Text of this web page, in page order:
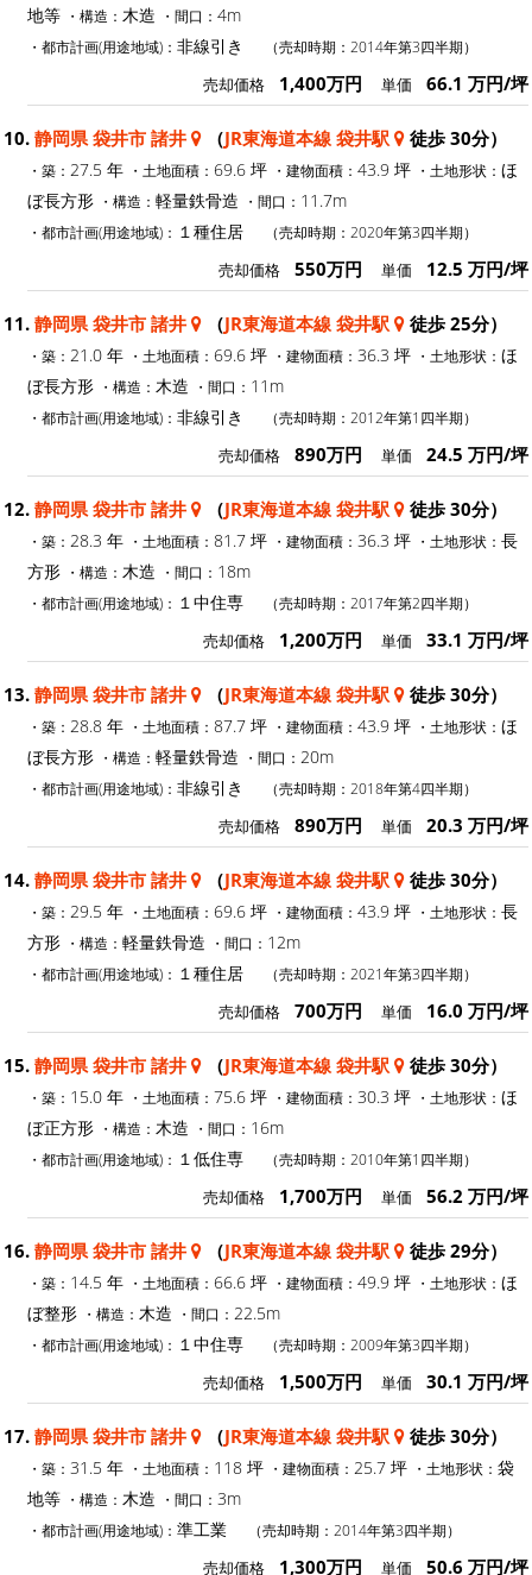
地等 ・構造： 木造 ・間口： 4m
・都市計画(用途地域)： 非線引き （売却時期：2014年第3四半期）
売却価格 1,400万円 単価 66.1 万円/坪
10. 静岡県 袋井市 諸井 （JR東海道本線 袋井駅 徒歩 30分）
・築： 27.5 年 ・土地面積： 69.6 坪 ・建物面積： 43.9 坪 ・土地形状： ほ
ぼ長方形 ・構造： 軽量鉄骨造 ・間口： 11.7m
・都市計画(用途地域)： １種住居 （売却時期：2020年第3四半期）
売却価格 550万円 単価 12.5 万円/坪
11. 静岡県 袋井市 諸井 （JR東海道本線 袋井駅 徒歩 25分）
・築： 21.0 年 ・土地面積： 69.6 坪 ・建物面積： 36.3 坪 ・土地形状： ほ
ぼ長方形 ・構造： 木造 ・間口： 11m
・都市計画(用途地域)： 非線引き （売却時期：2012年第1四半期）
売却価格 890万円 単価 24.5 万円/坪
12. 静岡県 袋井市 諸井 （JR東海道本線 袋井駅 徒歩 30分）
・築： 28.3 年 ・土地面積： 81.7 坪 ・建物面積： 36.3 坪 ・土地形状： 長
方形 ・構造： 木造 ・間口： 18m
・都市計画(用途地域)： １中住専 （売却時期：2017年第2四半期）
売却価格 1,200万円 単価 33.1 万円/坪
13. 静岡県 袋井市 諸井 （JR東海道本線 袋井駅 徒歩 30分）
・築： 28.8 年 ・土地面積： 87.7 坪 ・建物面積： 43.9 坪 ・土地形状： ほ
ぼ長方形 ・構造： 軽量鉄骨造 ・間口： 20m
・都市計画(用途地域)： 非線引き （売却時期：2018年第4四半期）
売却価格 890万円 単価 20.3 万円/坪
14. 静岡県 袋井市 諸井 （JR東海道本線 袋井駅 徒歩 30分）
・築： 29.5 年 ・土地面積： 69.6 坪 ・建物面積： 43.9 坪 ・土地形状： 長
方形 ・構造： 軽量鉄骨造 ・間口： 12m
・都市計画(用途地域)： １種住居 （売却時期：2021年第3四半期）
売却価格 700万円 単価 16.0 万円/坪
15. 静岡県 袋井市 諸井 （JR東海道本線 袋井駅 徒歩 30分）
・築： 15.0 年 ・土地面積： 75.6 坪 ・建物面積： 30.3 坪 ・土地形状： ほ
ぼ正方形 ・構造： 木造 ・間口： 16m
・都市計画(用途地域)： １低住専 （売却時期：2010年第1四半期）
売却価格 1,700万円 単価 56.2 万円/坪
16. 静岡県 袋井市 諸井 （JR東海道本線 袋井駅 徒歩 29分）
・築： 14.5 年 ・土地面積： 66.6 坪 ・建物面積： 49.9 坪 ・土地形状： ほ
ぼ整形 ・構造： 木造 ・間口： 22.5m
・都市計画(用途地域)： １中住専 （売却時期：2009年第3四半期）
売却価格 1,500万円 単価 30.1 万円/坪
17. 静岡県 袋井市 諸井 （JR東海道本線 袋井駅 徒歩 30分）
・築： 31.5 年 ・土地面積： 118 坪 ・建物面積： 25.7 坪 ・土地形状： 袋
地等 ・構造： 木造 ・間口： 3m
・都市計画(用途地域)： 準工業 （売却時期：2014年第3四半期）
売却価格 1,300万円 単価 50.6 万円/坪